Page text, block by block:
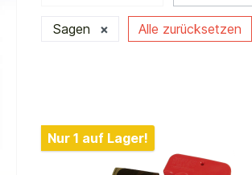
Sagen × Alle zurücksetzen
Nur 1 auf Lager!